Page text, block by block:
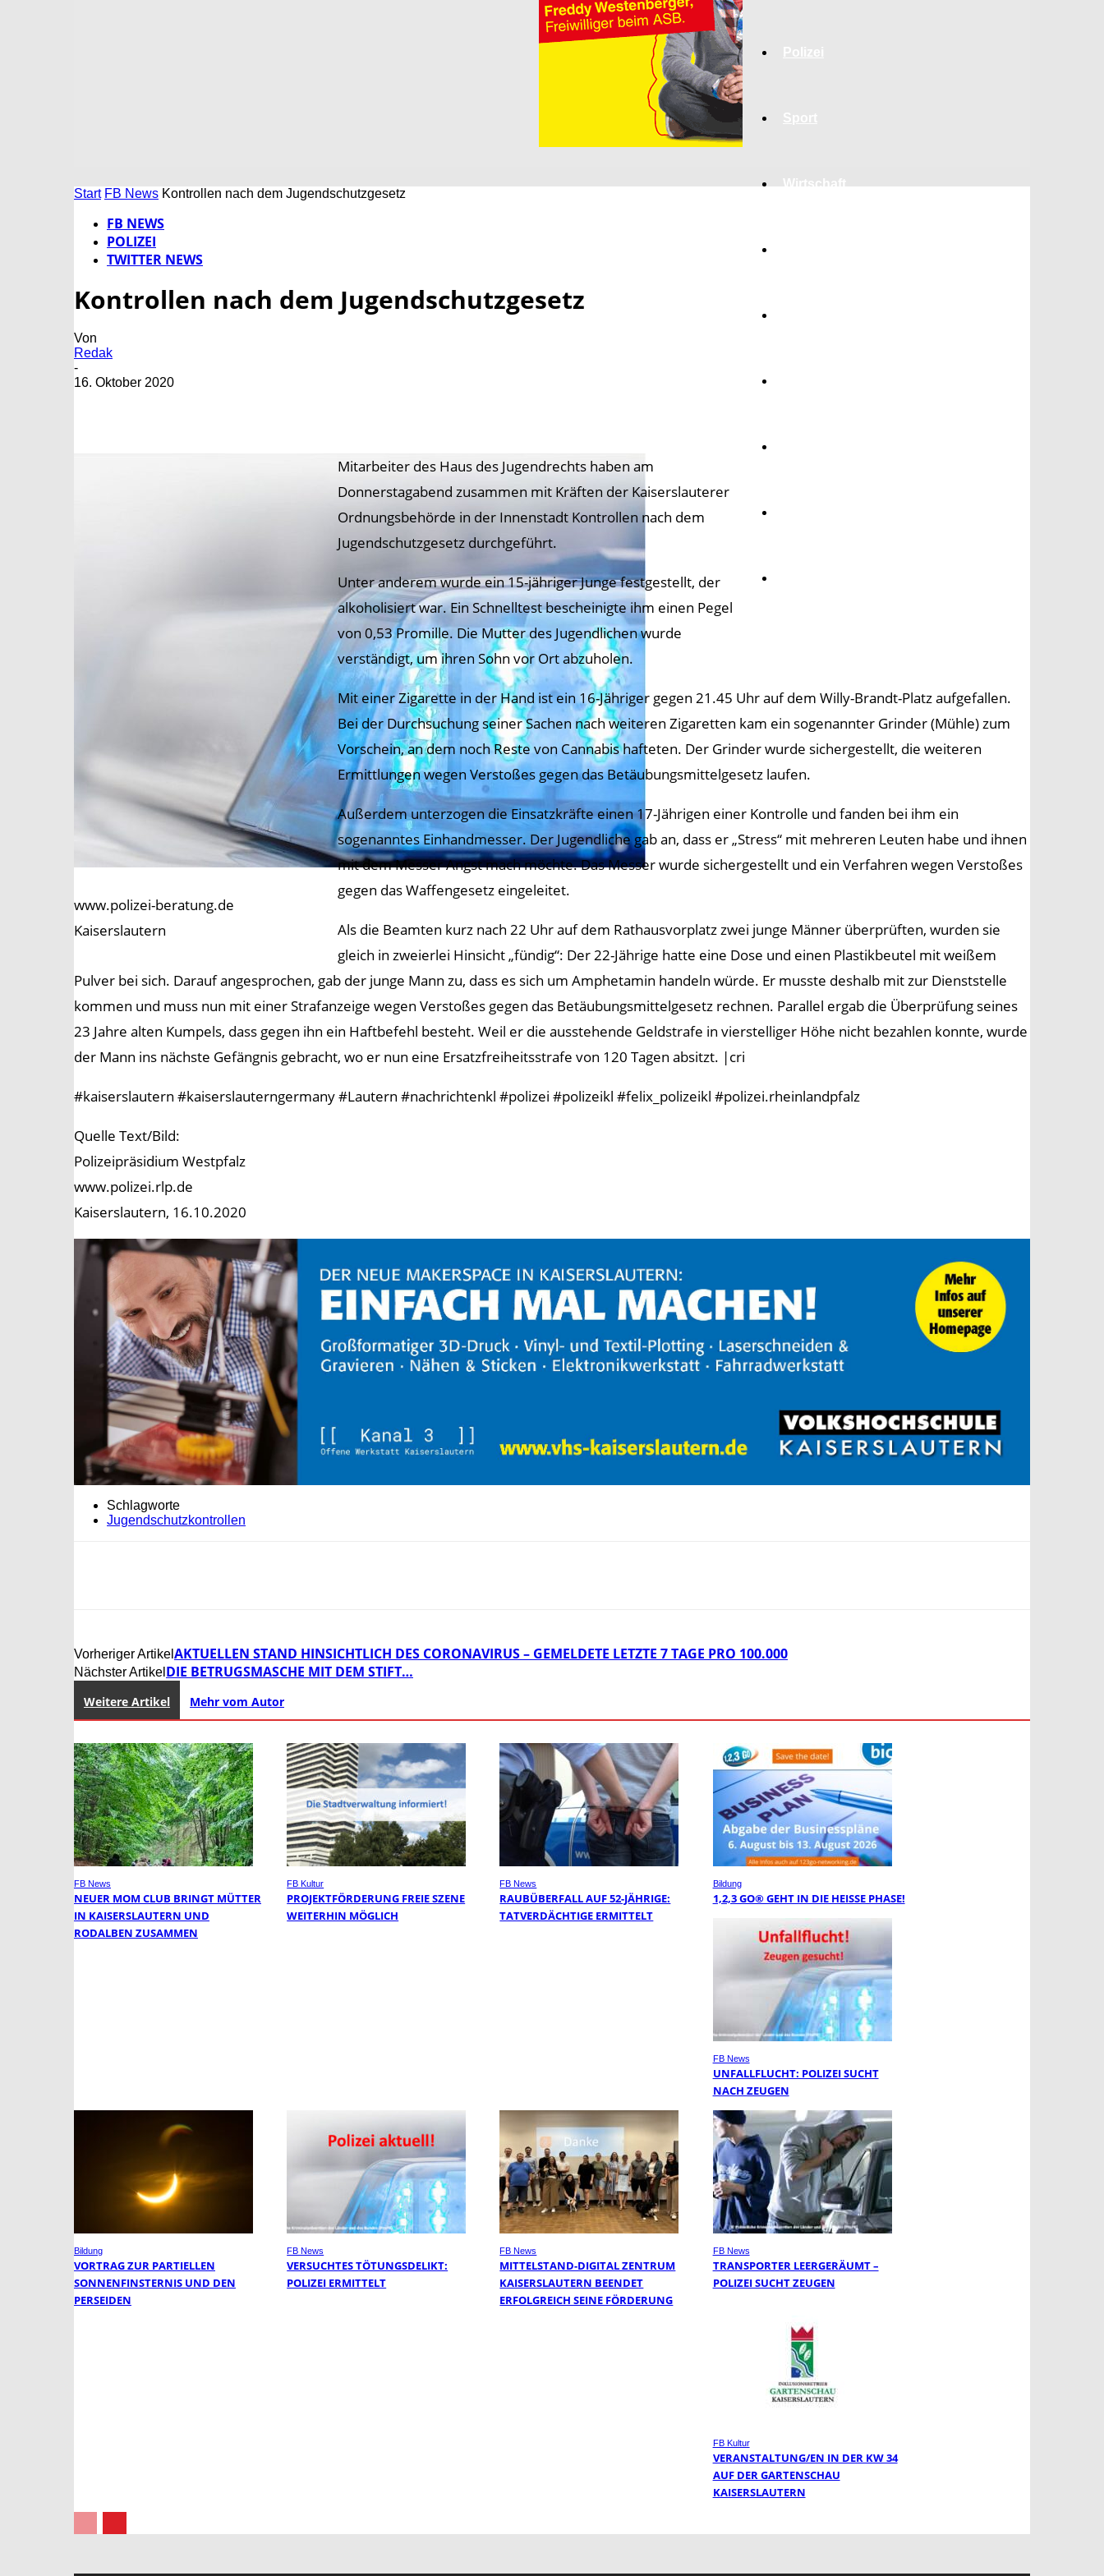
Wirtschaft
Start FB News Kontrollen nach dem Jugendschutzgesetz
FB NEWS
POLIZEI
TWITTER NEWS
Kontrollen nach dem Jugendschutzgesetz
Von
Redak
-
16. Oktober 2020
www.polizei-beratung.de
Kaiserslautern
Mitarbeiter des Haus des Jugendrechts haben am
Donnerstagabend zusammen mit Kräften der Kaiserslauterer
Ordnungsbehörde in der Innenstadt Kontrollen nach dem
Jugendschutzgesetz durchgeführt.
Unter anderem wurde ein 15-jähriger Junge festgestellt, der
alkoholisiert war. Ein Schnelltest bescheinigte ihm einen Pegel
von 0,53 Promille. Die Mutter des Jugendlichen wurde
verständigt, um ihren Sohn vor Ort abzuholen.
Mit einer Zigarette in der Hand ist ein 16-Jähriger gegen 21.45 Uhr auf dem Willy-Brandt-Platz aufgefallen.
Bei der Durchsuchung seiner Sachen nach weiteren Zigaretten kam ein sogenannter Grinder (Mühle) zum
Vorschein, an dem noch Reste von Cannabis hafteten. Der Grinder wurde sichergestellt, die weiteren
Ermittlungen wegen Verstoßes gegen das Betäubungsmittelgesetz laufen.
Außerdem unterzogen die Einsatzkräfte einen 17-Jährigen einer Kontrolle und fanden bei ihm ein
sogenanntes Einhandmesser. Der Jugendliche gab an, dass er „Stress“ mit mehreren Leuten habe und ihnen
mit dem Messer Angst mach möchte. Das Messer wurde sichergestellt und ein Verfahren wegen Verstoßes
gegen das Waffengesetz eingeleitet.
Als die Beamten kurz nach 22 Uhr auf dem Rathausvorplatz zwei junge Männer überprüften, wurden sie
gleich in zweierlei Hinsicht „fündig“: Der 22-Jährige hatte eine Dose und einen Plastikbeutel mit weißem
Pulver bei sich. Darauf angesprochen, gab der junge Mann zu, dass es sich um Amphetamin handeln würde. Er musste deshalb mit zur Dienststelle
kommen und muss nun mit einer Strafanzeige wegen Verstoßes gegen das Betäubungsmittelgesetz rechnen. Parallel ergab die Überprüfung seines
23 Jahre alten Kumpels, dass gegen ihn ein Haftbefehl besteht. Weil er die ausstehende Geldstrafe in vierstelliger Höhe nicht bezahlen konnte, wurde
der Mann ins nächste Gefängnis gebracht, wo er nun eine Ersatzfreiheitsstrafe von 120 Tagen absitzt. |cri
#kaiserslautern #kaiserslauterngermany #Lautern #nachrichtenkl #polizei #polizeikl #felix_polizeikl #polizei.rheinlandpfalz
Quelle Text/Bild:
Polizeipräsidium Westpfalz
www.polizei.rlp.de
Kaiserslautern, 16.10.2020
Schlagworte
Jugendschutzkontrollen
Vorheriger Artikel AKTUELLEN STAND HINSICHTLICH DES CORONAVIRUS – GEMELDETE LETZTE 7 TAGE PRO 100.000
Nächster Artikel DIE BETRUGSMASCHE MIT DEM STIFT…
Weitere Artikel Mehr vom Autor
FB News
NEUER MOM CLUB BRINGT MÜTTER
IN KAISERSLAUTERN UND
RODALBEN ZUSAMMEN
FB Kultur
PROJEKTFÖRDERUNG FREIE SZENE
WEITERHIN MÖGLICH
FB News
RAUBÜBERFALL AUF 52-JÄHRIGE:
TATVERDÄCHTIGE ERMITTELT
Bildung
1,2,3 GO® GEHT IN DIE HEISSE PHASE!
FB News
UNFALLFLUCHT: POLIZEI SUCHT
NACH ZEUGEN
Bildung
VORTRAG ZUR PARTIELLEN
SONNENFINSTERNIS UND DEN
PERSEIDEN
FB News
VERSUCHTES TÖTUNGSDELIKT:
POLIZEI ERMITTELT
FB News
MITTELSTAND-DIGITAL ZENTRUM
KAISERSLAUTERN BEENDET
ERFOLGREICH SEINE FÖRDERUNG
FB News
TRANSPORTER LEERGERÄUMT –
POLIZEI SUCHT ZEUGEN
FB Kultur
VERANSTALTUNG/EN IN DER KW 34
AUF DER GARTENSCHAU
KAISERSLAUTERN